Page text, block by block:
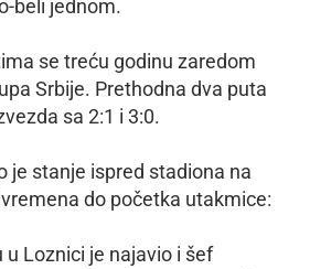
beli jednom.
se treću godinu zaredom
Srbije. Prethodna dva puta
sa 2:1 i 3:0.
je stanje ispred stadiona na
do početka utakmice:
u Loznici je najavio i šef